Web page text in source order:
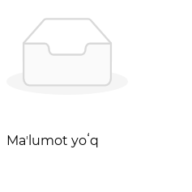
Maʼlumot yoʻq